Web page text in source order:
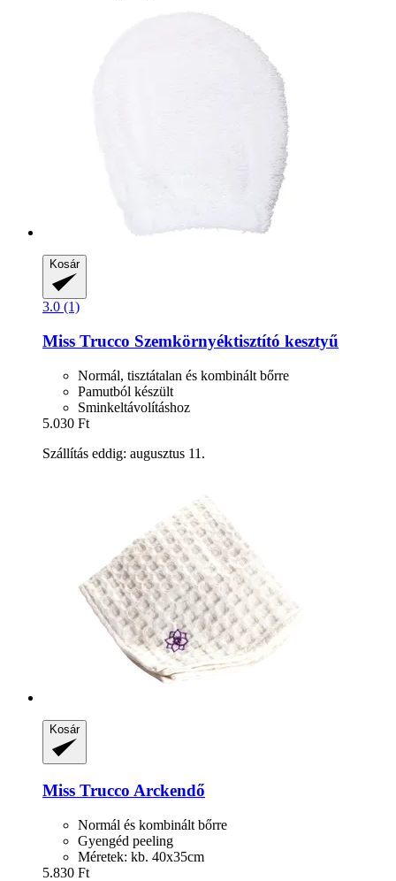
Kosár
3.0 (1)
Miss Trucco Szemkörnyéktisztító kesztyű
Normál, tisztátalan és kombinált bőrre
Pamutból készült
Sminkeltávolításhoz
5.030 Ft
Szállítás eddig: augusztus 11.
Kosár
Miss Trucco Arckendő
Normál és kombinált bőrre
Gyengéd peeling
Méretek: kb. 40x35cm
5.830 Ft